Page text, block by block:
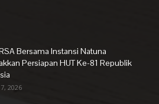
Bersama Instansi Natuna
Persiapan HUT Ke-81 Republik
2026